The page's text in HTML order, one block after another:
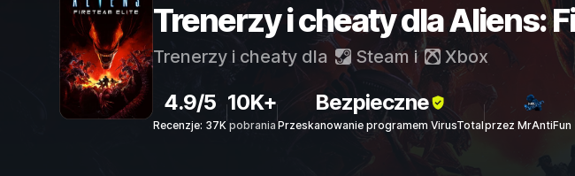
Trenerzy i cheaty dla Aliens:
Trenerzy i cheaty dla Steam i Xbox
4.9/5
Recenzje: 37K
10K+
pobrania
Bezpieczne
Przeskanowanie programem VirusTotalprzez MrAntiFun